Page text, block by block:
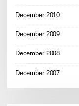
December 2010
December 2009
December 2008
December 2007